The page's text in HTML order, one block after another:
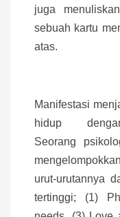
juga
sebuah kartu
atas.
Manifestasi
hidup
Seorang
urut-urutannya
tertinggi; (1)